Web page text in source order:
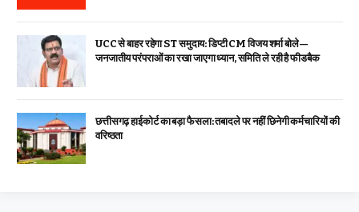
UCC से बाहर रहेगा ST समुदाय: डिप्टी CM विजय शर्मा बोले—
जनजातीय परंपराओं का रखा जाएगा ध्यान, समिति ले रही है फीडबैक
छत्तीसगढ़ हाईकोर्ट का बड़ा फैसला: तबादले पर नहीं छिनेगी कर्मचारियों की
वरिष्ठता